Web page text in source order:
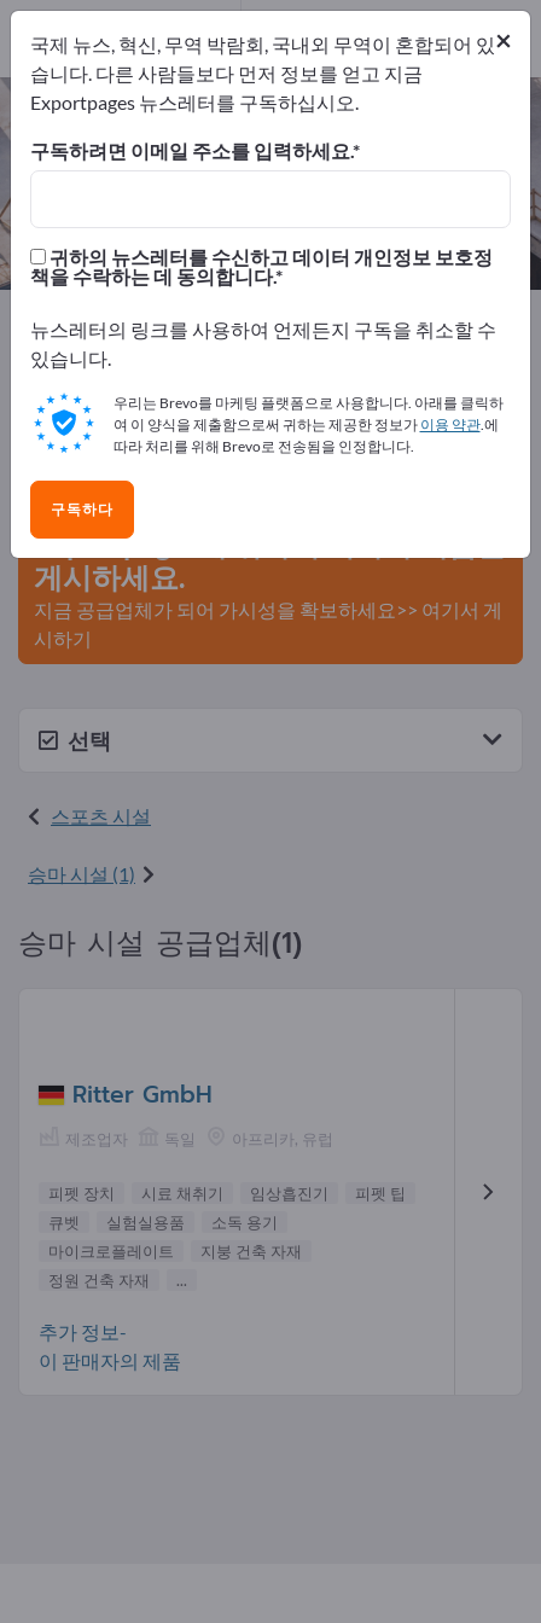
승마 시설 – 제조업체 및 공급업체 찾
기
제조업체1
Exportpages 스포츠 & 레저 스포츠 시설 승마 시설
Exportpages에서 무료로 광고하세
요!
수요 – 공급 – 중고품 – 비즈니스 연락처 >> 여기서 시작
하세요
Exportpages에 귀사의 회사와 제품을
게시하세요.
지금 공급업체가 되어 가시성을 확보하세요>> 여기서 게
시하기
선택
스포츠 시설
승마 시설 (1)
승마 시설 공급업체(1)
Ritter GmbH
제조업자 독일 아프리카, 유럽
피펫 장치 시료 채취기 임상흡진기
피펫 팁
큐벳
실험실용품
소독 용기
마이크로플레이트
지붕 건축 자재
정원 건축 자재
...
추가 정보-
이 판매자의 제품
×
국제 뉴스, 혁신, 무역 박람회, 국내외 무역이 혼합되어 있
습니다. 다른 사람들보다 먼저 정보를 얻고 지금
Exportpages 뉴스레터를 구독하십시오.
구독하려면 이메일 주소를 입력하세요.
귀하의 뉴스레터를 수신하고 데이터 개인정보 보호정
책을 수락하는 데 동의합니다.
뉴스레터의 링크를 사용하여 언제든지 구독을 취소할 수
있습니다.
우리는 Brevo를 마케팅 플랫폼으로 사용합니다. 아래를 클릭하
여 이 양식을 제출함으로써 귀하는 제공한 정보가 이용 약관.에
따라 처리를 위해 Brevo로 전송됨을 인정합니다.
구독하다